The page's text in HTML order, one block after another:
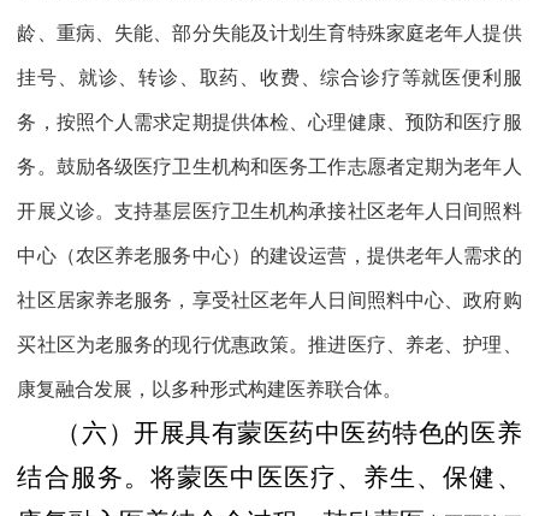
龄、重病、失能、部分失能及计划生育特殊家庭老年人提供
挂号、就诊、转诊、取药、收费、综合诊疗等就医便利服
务，按照个人需求定期提供体检、心理健康、预防和医疗服
务。鼓励各级医疗卫生机构和医务工作志愿者定期为老年人
开展义诊。支持基层医疗卫生机构承接社区老年人日间照料
中心（农区养老服务中心）的建设运营，提供老年人需求的
社区居家养老服务，享受社区老年人日间照料中心、政府购
买社区为老服务的现行优惠政策。推进医疗、养老、护理、
康复融合发展，以多种形式构建医养联合体。
（六）开展具有蒙医药中医药特色的医养
结合服务。将蒙医中医医疗、养生、保健、